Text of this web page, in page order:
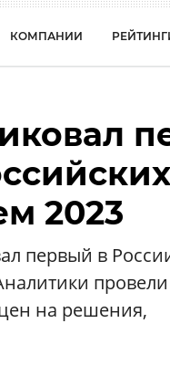
КОМПАНИИ
2023
первый в
на решения,